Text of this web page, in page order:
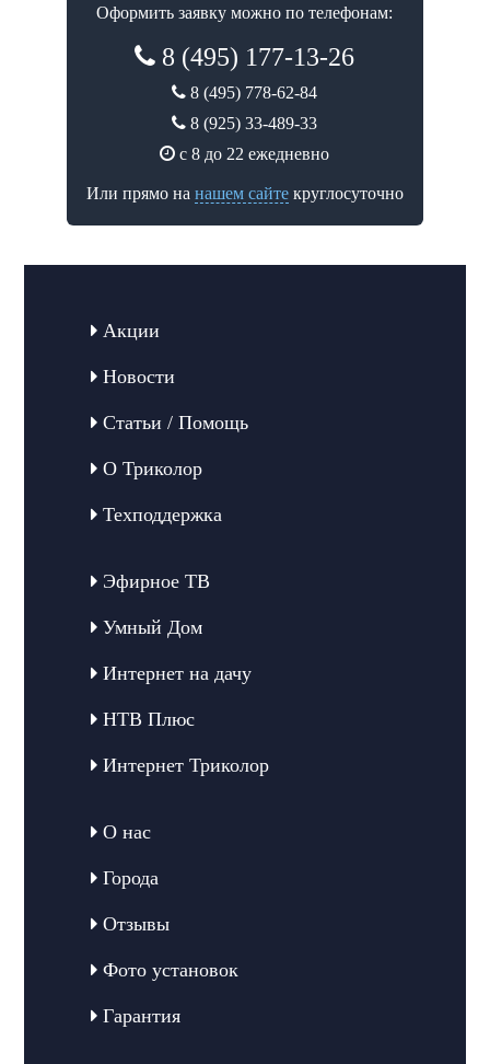
Оформить заявку можно по телефонам:
8 (495) 177-13-26
8 (495) 778-62-84
8 (925) 33-489-33
с 8 до 22 ежедневно
Или прямо на нашем сайтекруглосуточно
Акции
Новости
Статьи / Помощь
О Триколор
Техподдержка
Эфирное ТВ
Умный Дом
Интернет на дачу
НТВ Плюс
Интернет Триколор
О нас
Города
Отзывы
Фото установок
Гарантия